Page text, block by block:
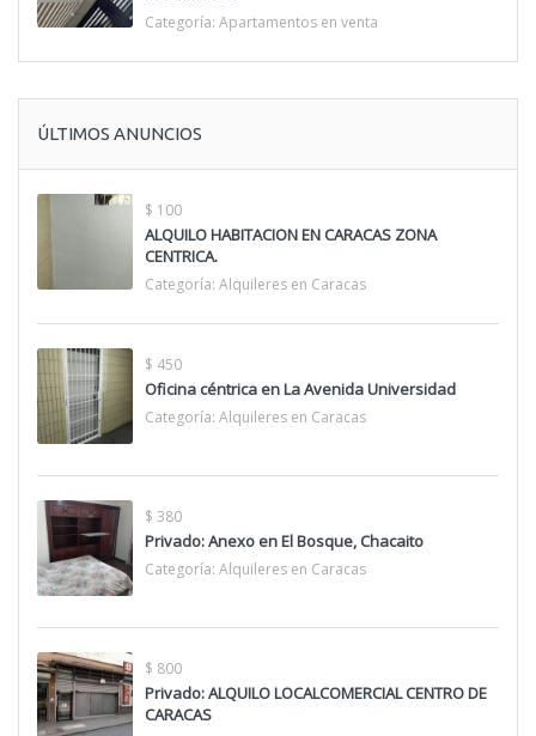
Categoría: Apartamentos en venta
ÚLTIMOS ANUNCIOS
$ 100
ALQUILO HABITACION EN CARACAS ZONA
CENTRICA.
Categoría: Alquileres en Caracas
$ 450
Oficina céntrica en La Avenida Universidad
Categoría: Alquileres en Caracas
$ 380
Privado: Anexo en El Bosque, Chacaito
Categoría: Alquileres en Caracas
$ 800
Privado: ALQUILO LOCALCOMERCIAL CENTRO DE
CARACAS